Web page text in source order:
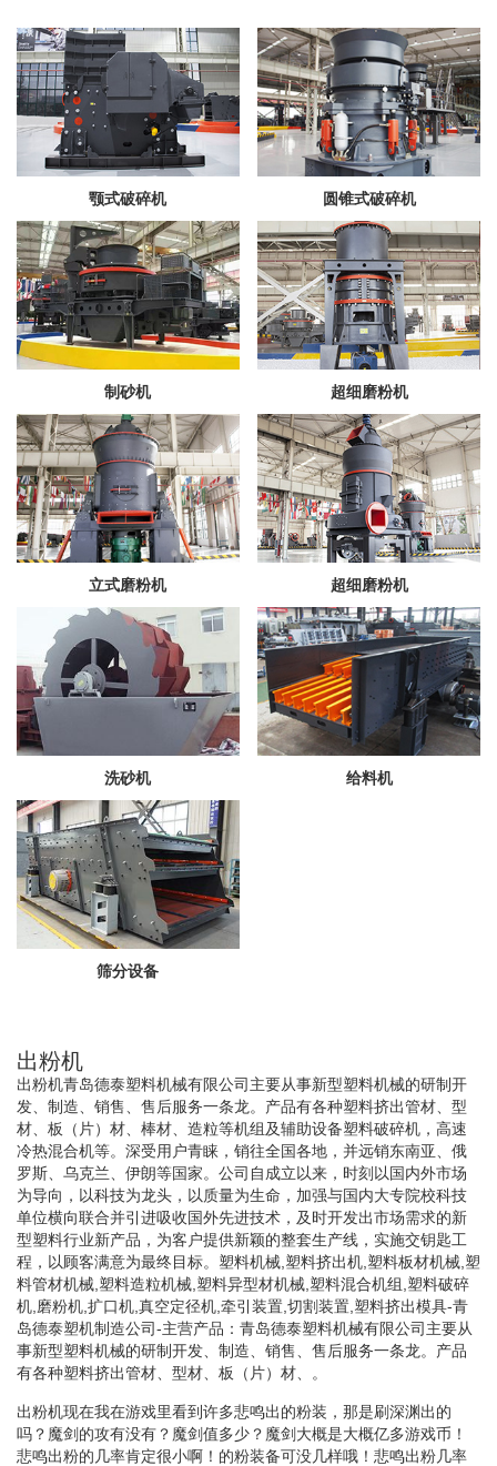
颚式破碎机 圆锥式破碎机
制砂机 超细磨粉机
立式磨粉机 超细磨粉机
洗砂机 给料机
筛分设备
出粉机
出粉机青岛德泰塑料机械有限公司主要从事新型塑料机械的研制开
发、制造、销售、售后服务一条龙。产品有各种塑料挤出管材、型
材、板（片）材、棒材、造粒等机组及辅助设备塑料破碎机，高速
冷热混合机等。深受用户青睐，销往全国各地，并远销东南亚、俄
罗斯、乌克兰、伊朗等国家。公司自成立以来，时刻以国内外市场
为导向，以科技为龙头，以质量为生命，加强与国内大专院校科技
单位横向联合并引进吸收国外先进技术，及时开发出市场需求的新
型塑料行业新产品，为客户提供新颖的整套生产线，实施交钥匙工
程，以顾客满意为最终目标。塑料机械,塑料挤出机,塑料板材机械,塑
料管材机械,塑料造粒机械,塑料异型材机械,塑料混合机组,塑料破碎
机,磨粉机,扩口机,真空定径机,牵引装置,切割装置,塑料挤出模具-青
岛德泰塑机制造公司-主营产品：青岛德泰塑料机械有限公司主要从
事新型塑料机械的研制开发、制造、销售、售后服务一条龙。产品
有各种塑料挤出管材、型材、板（片）材、。
出粉机现在我在游戏里看到许多悲鸣出的粉装，那是刷深渊出的
吗？魔剑的攻有没有？魔剑值多少？魔剑大概是大概亿多游戏币！
悲鸣出粉的几率肯定很小啊！的粉装备可没几样哦！悲鸣出粉几率